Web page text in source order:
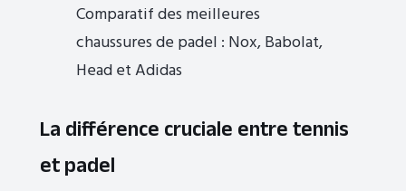
Comparatif des meilleures
chaussures de padel : Nox, Babolat,
Head et Adidas
La différence cruciale entre tennis
et padel